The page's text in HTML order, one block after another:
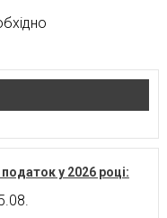
у 2026 році: